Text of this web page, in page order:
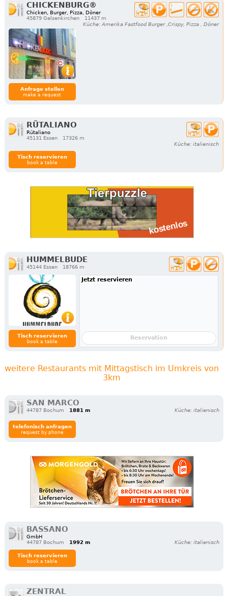
CHICKENBURG®
Chicken, Burger, Pizza, Döner
45879 Gelsenkirchen
11437 m
Küche: Amerika Fastfood Burger ,Crispy, Pizza , Döner
Anfrage stellen
make a request
RÜTALIANO
Rütaliano
45131 Essen
17326 m
Küche: italienisch
Tisch reservieren
book a table
HUMMELBUDE
45144 Essen 18766 m
Tisch reservieren
book a table
Jetzt reservieren
Reservation
weitere Restaurants mit Mittagstisch im Umkreis von
3km
SAN MARCO
44787 Bochum 1881 m Küche: italienisch
telefonisch anfragen
request by phone
BASSANO
GmbH
44787 Bochum
1992 m Küche: italienisch
Tisch reservieren
book a table
ZENTRAL